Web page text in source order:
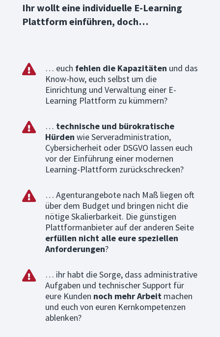
Ihr wollt eine individuelle E-Learning
Plattform einführen, doch…
 … euch fehlen die Kapazitäten und das
Know-how, euch selbst um die
Einrichtung und Verwaltung einer E-
Learning Plattform zu kümmern?
 … technische und bürokratische
Hürden wie Serveradministration,
Cybersicherheit oder DSGVO lassen euch
vor der Einführung einer modernen
Learning-Plattform zurückschrecken?

… Agenturangebote nach Maß liegen oft
über dem Budget und bringen nicht die
nötige Skalierbarkeit. Die günstigen
Plattformanbieter auf der anderen Seite
erfüllen nicht alle eure speziellen
Anforderungen?

… ihr habt die Sorge, dass administrative
Aufgaben und technischer Support für
eure Kunden noch mehr Arbeitmachen
und euch von euren Kernkompetenzen
ablenken?